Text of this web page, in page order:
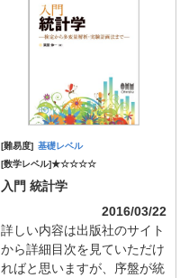
[難易度] 基礎レベル
[数学レベル]★☆☆☆☆
入門 統計学
2016/03/22
詳しい内容は出版社のサイト
から詳細目次を見ていただけ
ればと思いますが、序盤が統